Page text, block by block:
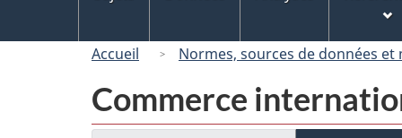
Accueil Normes, sources de données et
Commerce